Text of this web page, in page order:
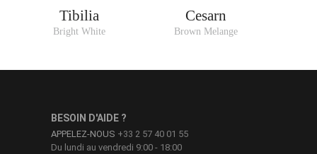
Tibilia
Bright White
Cesarn
Brown Melange
BESOIN D'AIDE ?
APPELEZ-NOUS +33 2 57 40 01 55
Du lundi au vendredi 9:00 - 18:00